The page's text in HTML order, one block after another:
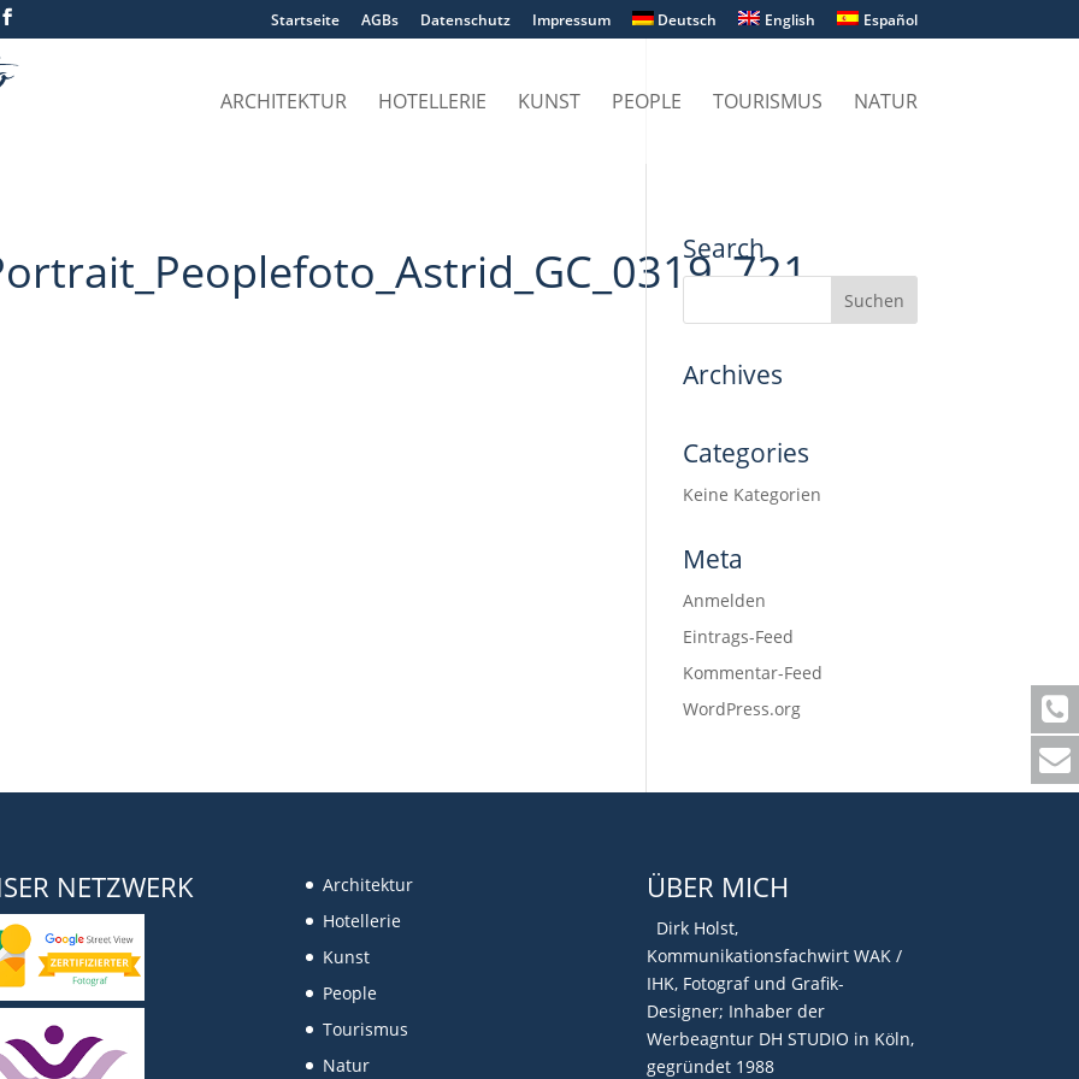
Startseite AGBs Datenschutz Impressum Deutsch English Español
ARCHITEKTUR HOTELLERIE KUNST PEOPLE TOURISMUS NATUR
Search
Archives
Categories
Keine Kategorien
Meta
Anmelden
Eintrags-Feed
Kommentar-Feed
WordPress.org
NETZWERK
Architektur
Hotellerie
Kunst
People
Tourismus
Natur
ÜBER MICH
Dirk Holst,
Kommunikationsfachwirt WAK /
IHK, Fotograf und Grafik-
Designer; Inhaber der
Werbeagntur DH STUDIO in Köln,
gegründet 1988